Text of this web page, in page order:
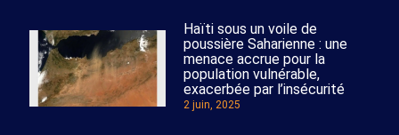
Haïti sous un voile de
poussière Saharienne : une
menace accrue pour la
population vulnérable,
exacerbée par l’insécurité
2 juin, 2025